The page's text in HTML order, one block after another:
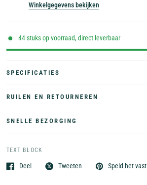
Winkelgegevens bekijken
44 stuks op voorraad, direct leverbaar
SPECIFICATIES
RUILEN EN RETOURNEREN
SNELLE BEZORGING
TEXT BLOCK
Deel Tweeten Speld het vast